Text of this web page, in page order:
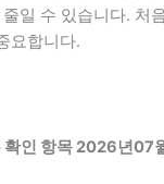
일 수 있습니다. 처
요합니다.
확인 항목 2026년07